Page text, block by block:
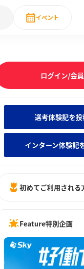
企業ランキング みんな
インタビュー
イベント
直近の
ログイン/会
選考体験記を
インターン体験記
初めてご利用される
Feature特別企画